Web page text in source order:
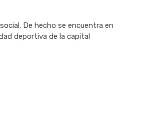
De hecho se encuentra en
deportiva de la capital